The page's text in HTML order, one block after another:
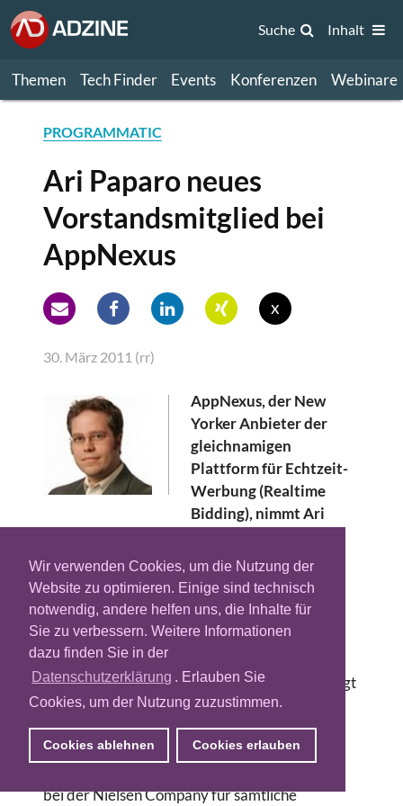
Wir verwenden Cookies, um die Nutzung der
Website zu optimieren. Einige sind technisch
notwendig, andere helfen uns, die Inhalte für
Sie zu verbessern. Weitere Informationen
dazu finden Sie in der
Datenschutzerklärung . Erlauben Sie
Cookies, um der Nutzung zuzustimmen.
Cookies ablehnen Cookies erlauben
Themen Tech Finder Events Konferenzen Webinare
Suche Inhalt
PROGRAMMATIC
Ari Paparo neues
Vorstandsmitglied bei
AppNexus
x
30. März 2011 (rr)
AppNexus, der New
Yorker Anbieter der
gleichnamigen
Plattform für Echtzeit-
Werbung (Realtime
Bidding), nimmt Ari
Senior Vice President of Product auf. Das
Unternehmen bekommt mit ihm eine
Verstärkung aus dem DoubleClick/Google-
Lager.
Ari Paparo ist in der Online-Advertising-
Community bekannt und respektiert. Er verfügt
über mehr als zehn Jahre Erfahrung in der
Entwicklung der führenden
Anzeigentechnologie-Plattformen bei Google,
bei der Nielsen Company für sämtliche